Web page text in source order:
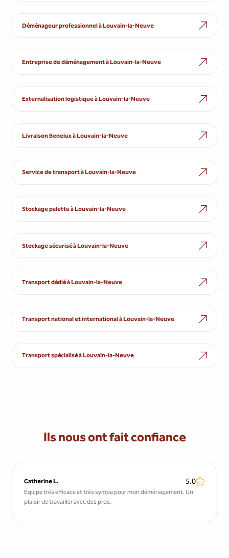
Déménageur professionnel à Louvain-la-Neuve
Entreprise de déménagement à Louvain-la-Neuve
Externalisation logistique à Louvain-la-Neuve
Livraison Benelux à Louvain-la-Neuve
Service de transport à Louvain-la-Neuve
Stockage palette à Louvain-la-Neuve
Stockage sécurisé à Louvain-la-Neuve
Transport dédié à Louvain-la-Neuve
Transport national et international à Louvain-la-Neuve
Transport spécialisé à Louvain-la-Neuve
Ils nous ont fait confiance
Catherine L. 5.0
Équipe très efficace et très sympa pour mon déménagement. Un
plaisir de travailler avec des pros.